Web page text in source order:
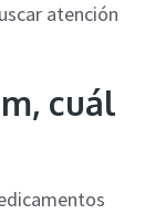
atención
cuál